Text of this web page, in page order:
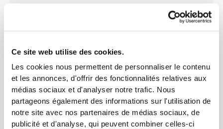
Ce site web utilise des cookies.
Les cookies nous permettent de personnaliser le contenu
et les annonces, d'offrir des fonctionnalités relatives aux
médias sociaux et d'analyser notre trafic. Nous
partageons également des informations sur l'utilisation de
notre site avec nos partenaires de médias sociaux, de
publicité et d'analyse, qui peuvent combiner celles-ci
TECHNOLOGIE